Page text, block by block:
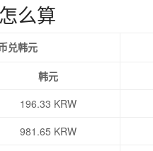
么算
兑韩元
韩元
196.33 KRW
981.65 KRW